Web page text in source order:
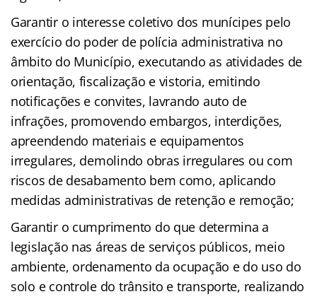
Garantir o interesse coletivo dos munícipes pelo
exercício do poder de polícia administrativa no
âmbito do Município, executando as atividades de
orientação, fiscalização e vistoria, emitindo
notificações e convites, lavrando auto de
infrações, promovendo embargos, interdições,
apreendendo materiais e equipamentos
irregulares, demolindo obras irregulares ou com
riscos de desabamento bem como, aplicando
medidas administrativas de retenção e remoção;
Garantir o cumprimento do que determina a
legislação nas áreas de serviços públicos, meio
ambiente, ordenamento da ocupação e do uso do
solo e controle do trânsito e transporte, realizando